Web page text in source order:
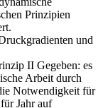
Prinzipien
und
II Gegeben: es
Arbeit durch
Notwendigkeit für
Jahr auf